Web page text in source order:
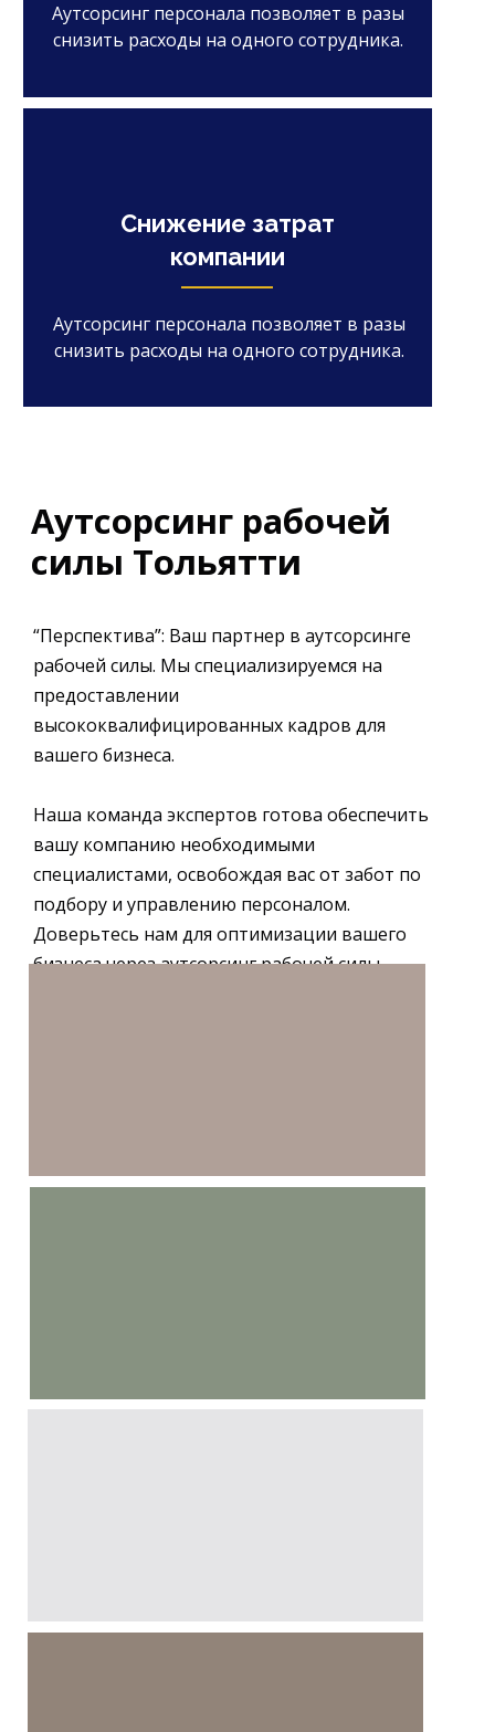
Снижение затрат
компании
Аутсорсинг персонала позволяет в разы
снизить расходы на одного сотрудника.
Аутсорсинг персонала позволяет в разы
снизить расходы на одного сотрудника.
“Перспектива”: Ваш партнер в аутсорсинге
рабочей силы. Мы специализируемся на
предоставлении
высококвалифицированных кадров для
вашего бизнеса.
Наша команда экспертов готова обеспечить
вашу компанию необходимыми
специалистами, освобождая вас от забот по
подбору и управлению персоналом.
Доверьтесь нам для оптимизации вашего
бизнеса через аутсорсинг рабочей силы.
Аутсорсинг рабочей
силы Тольятти